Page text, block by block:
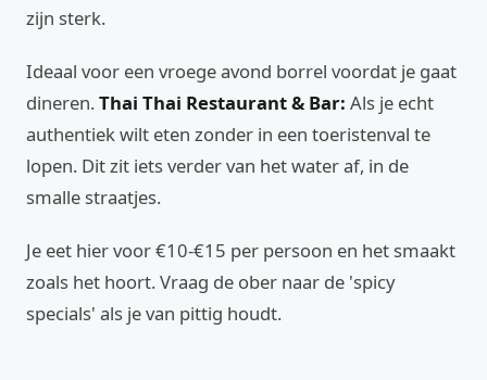
zijn sterk.
Ideaal voor een vroege avond borrel voordat je gaat
dineren.Thai Thai Restaurant & Bar: Als je echt
authentiek wilt eten zonder in een toeristenval te
lopen. Dit zit iets verder van het water af, in de
smalle straatjes.
Je eet hier voor €10-€15 per persoon en het smaakt
zoals het hoort. Vraag de ober naar de 'spicy
specials' als je van pittig houdt.